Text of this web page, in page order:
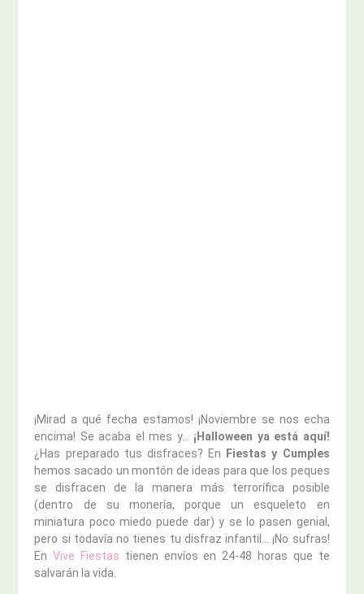
¡Mirad a qué fecha estamos! ¡Noviembre se nos echa
encima! Se acaba el mes y… ¡Halloween ya está aquí!
¿Has preparado tus disfraces? En Fiestas y Cumples
hemos sacado un montón de ideas para que los peques
se disfracen de la manera más terrorífica posible
(dentro de su monería, porque un esqueleto en
miniatura poco miedo puede dar) y se lo pasen genial,
pero si todavía no tienes tu disfraz infantil… ¡No sufras!
EnVive Fiestas tienen envíos en 24-48 horas que te
salvarán la vida.